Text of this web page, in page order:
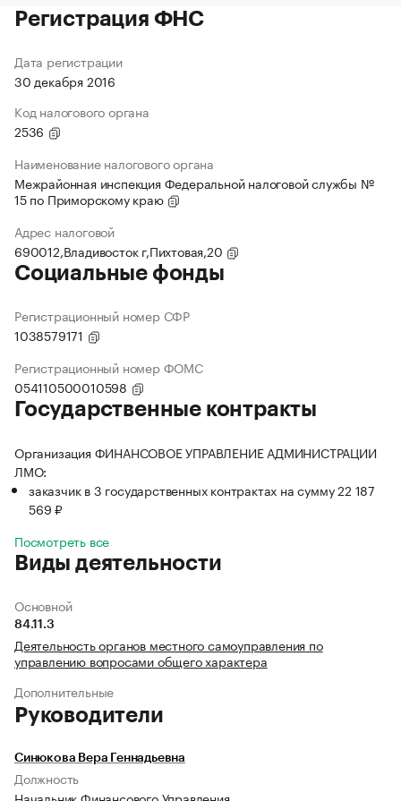
Регистрация ФНС
Дата регистрации
30 декабря 2016
Код налогового органа
2536
Наименование налогового органа
Межрайонная инспекция Федеральной налоговой службы №
15 по Приморскому краю
Адрес налоговой
690012,Владивосток г,Пихтовая,20
Социальные фонды
Регистрационный номер СФР
1038579171
Регистрационный номер ФОМС
054110500010598
Государственные контракты
Организация ФИНАНСОВОЕ УПРАВЛЕНИЕ АДМИНИСТРАЦИИ
ЛМО:
заказчик в 3 государственных контрактах на сумму 22 187
569 ₽
Посмотреть все
Виды деятельности
Основной
84.11.3
Деятельность органов местного самоуправления по
управлению вопросами общего характера
Дополнительные
Руководители
Синюкова Вера Геннадьевна
Должность